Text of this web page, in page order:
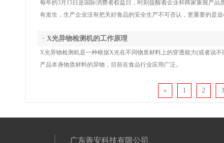
每年的3月15日是国际消费者权益日，时刻提醒着企业和商家重视产
有发生，生产企业没有把关好食品的安全生产不可否认，更重要的是
· X光异物检测机的工作原理
X光异物检测机是一种根据X光在不同物质材料上的穿透能力(或者说
产品本身物质材料的异物，目前在食品行业应用广泛。
« 1 2 3
广东善安科技有限公司